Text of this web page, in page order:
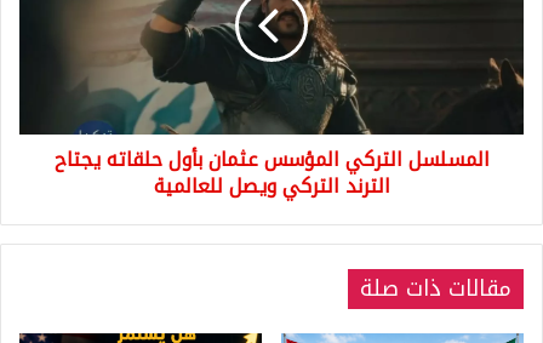
حلقاته
يجتاح
التركي
ويصلالمسلسل التركي المؤسس عثمان بأول حلقاته يجتاح
الترند التركي ويصل للعالمية
مقالات ذات صلة